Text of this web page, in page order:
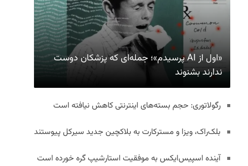
«اول از AI پرسیدم»؛ جمله‌ای که پزشکان دوست
ندارند بشنوند
رگولاتوری: حجم بسته‌های اینترنتی کاهش نیافته است
بلک‌راک، ویزا و مسترکارت به بلاکچین جدید سیرکل پیوستند
آینده اسپیس‌ایکس به موفقیت استارشیپ گره خورده است